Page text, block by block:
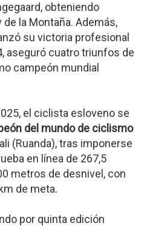
obteniendo
la Montaña. Además,
su victoria profesional
aseguró cuatro triunfos de
campeón mundial
el ciclista esloveno se
del mundo de ciclismo
(Ruanda), tras imponerse
en línea de 267,5
metros de desnivel, con
de meta.
por quinta edición